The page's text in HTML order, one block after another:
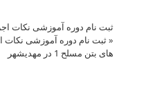
ثبت نام دوره آموزشی نکات
«
های بتن مسلح 1 در مهدیشهر